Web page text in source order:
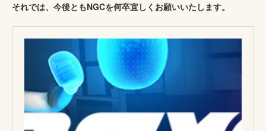
それでは、今後ともNGCを何卒宜しくお願いいたします。